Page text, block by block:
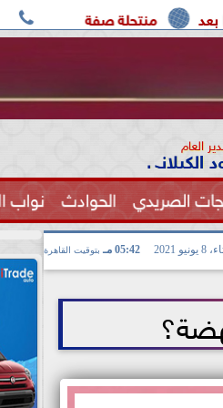

صفة صحفية تعترف: واقعة التحرش
العام
الكيلاني
الصريدي الحوادث نواب
2021 05:42 مـ بتوقيت القاهرة